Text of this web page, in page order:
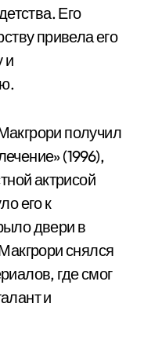
Его
привела его
и
получил
(1996),
актрисой
его к
двери в
снялся
где смог
и